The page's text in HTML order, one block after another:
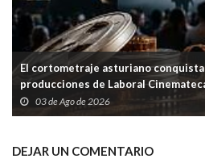
El cortometraje asturiano
producciones de Laboral
03 de Ago de 2026
DEJAR UN COMENTARIO